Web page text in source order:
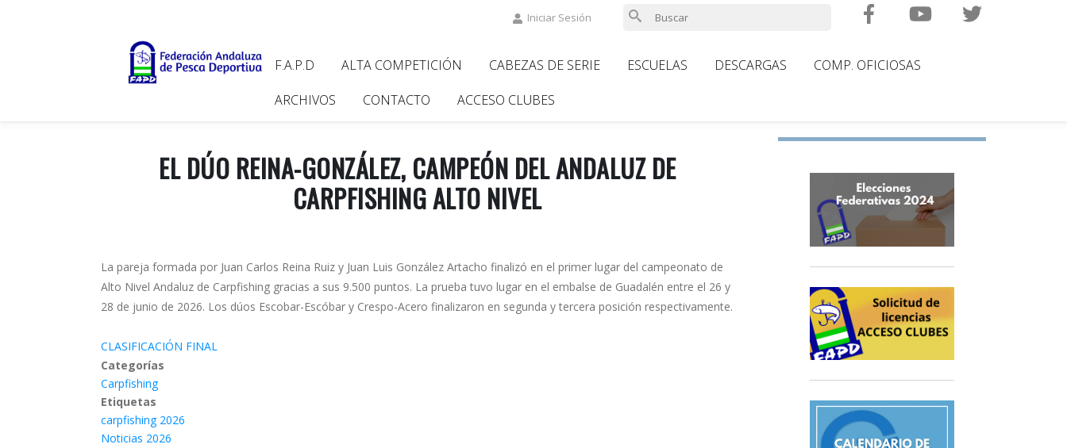
Iniciar Sesión Search
Main
navigation
F.A.P.D ALTA COMPETICIÓN CABEZAS DE SERIE ESCUELAS DESCARGAS
COMP. OFICIOSAS
ARCHIVOS
CONTACTO ACCESO CLUBES
EL DÚO REINA-GONZÁLEZ, CAMPEÓN DEL ANDALUZ DE
CARPFISHING ALTO NIVEL
La pareja formada por Juan Carlos Reina Ruiz y Juan Luis González Artacho finalizó en el primer lugar del campeonato de
Alto Nivel Andaluz de Carpfishing gracias a sus 9.500 puntos. La prueba tuvo lugar en el embalse de Guadalén entre el 26 y
28 de junio de 2026. Los dúos Escobar-Escóbar y Crespo-Acero finalizaron en segunda y tercera posición respectivamente.
CLASIFICACIÓN FINAL
Categorías
Carpfishing
Etiquetas
carpfishing 2026
Noticias 2026